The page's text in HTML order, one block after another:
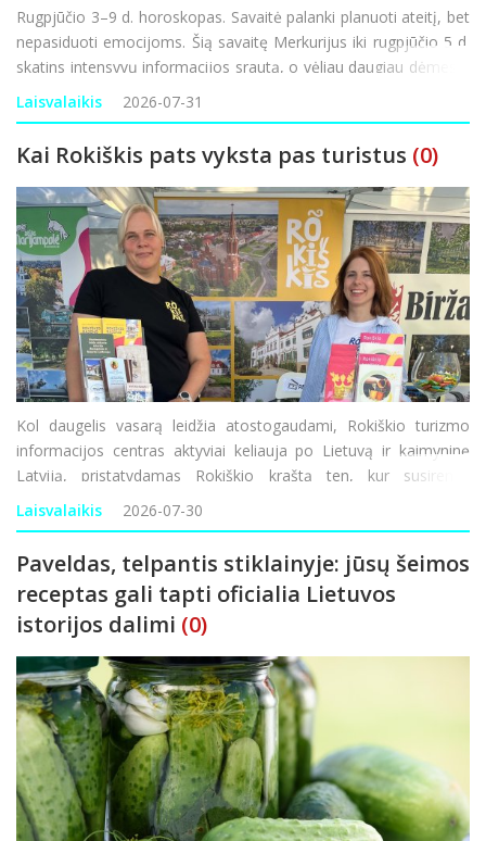
Rugpjūčio 3–9 d. horoskopas. Savaitė palanki planuoti ateitį, bet
nepasiduoti emocijoms. Šią savaitę Merkurijus iki rugpjūčio 5 d.
skatins intensyvų informacijos srautą, o vėliau daugiau dėmesio
gali būti skiriama vidaus politikai, socialiniams klausimams ir
gyventojų lūkesčiams. Silp
Laisvalaikis 2026-07-31
Kai Rokiškis pats vyksta pas turistus (0)
Kol daugelis vasarą leidžia atostogaudami, Rokiškio turizmo
informacijos centras aktyviai keliauja po Lietuvą ir kaimyninę
Latviją, pristatydamas Rokiškio kraštą ten, kur susirenka
tūkstančiai keliautojų. Dalyvaujant miestų šventėse ir jų turizmo
gatvėse teikiama informac
Laisvalaikis 2026-07-30
Paveldas, telpantis stiklainyje: jūsų šeimos
receptas gali tapti oficialia Lietuvos
istorijos dalimi (0)